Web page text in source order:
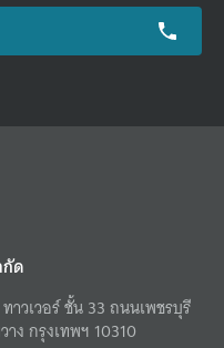
ด
าวเวอร์ ชั้น 33 ถนนเพชรบุรี
ง กรุงเทพฯ 10310